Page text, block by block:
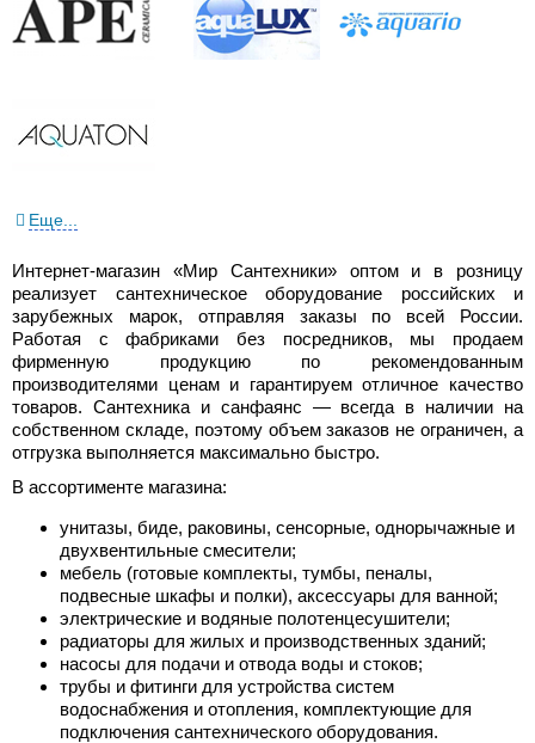
Еще...
Интернет-магазин «Мир Сантехники» оптом и в розницу
реализует сантехническое оборудование российских и
зарубежных марок, отправляя заказы по всей России.
Работая с фабриками без посредников, мы продаем
фирменную продукцию по рекомендованным
производителями ценам и гарантируем отличное качество
товаров. Сантехника и санфаянс — всегда в наличии на
собственном складе, поэтому объем заказов не ограничен, а
отгрузка выполняется максимально быстро.
В ассортименте магазина:
унитазы, биде, раковины, сенсорные, однорычажные и
двухвентильные смесители;
мебель (готовые комплекты, тумбы, пеналы,
подвесные шкафы и полки), аксессуары для ванной;
электрические и водяные полотенцесушители;
радиаторы для жилых и производственных зданий;
насосы для подачи и отвода воды и стоков;
трубы и фитинги для устройства систем
водоснабжения и отопления, комплектующие для
подключения сантехнического оборудования.